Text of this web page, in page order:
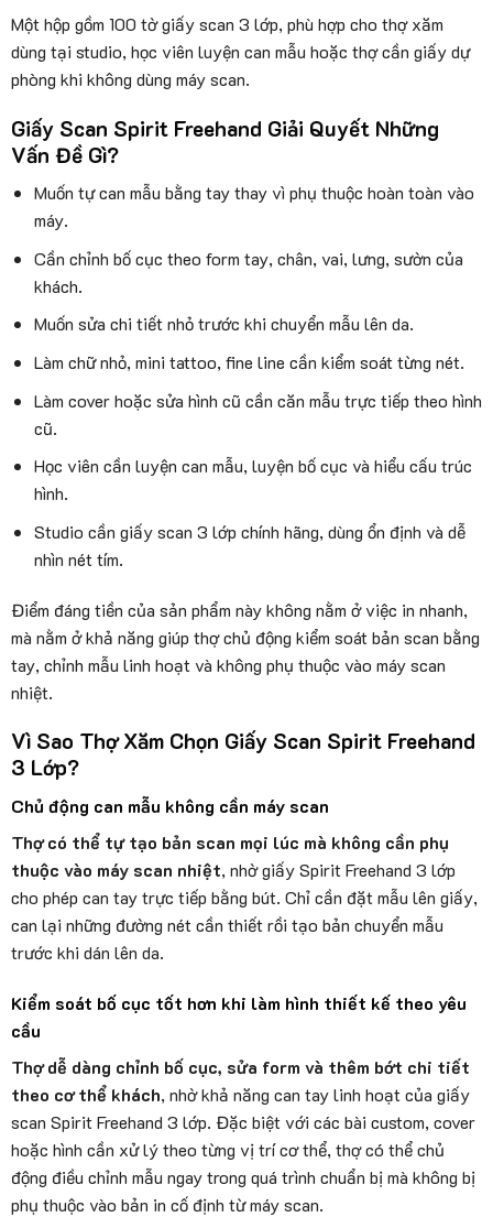
Một hộp gồm 100 tờ giấy scan 3 lớp, phù hợp cho thợ xăm
dùng tại studio, học viên luyện can mẫu hoặc thợ cần giấy dự
phòng khi không dùng máy scan.
Giấy Scan Spirit Freehand Giải Quyết Những
Vấn Đề Gì?
Muốn tự can mẫu bằng tay thay vì phụ thuộc hoàn toàn vào
máy.
Cần chỉnh bố cục theo form tay, chân, vai, lưng, sườn của
khách.
Muốn sửa chi tiết nhỏ trước khi chuyển mẫu lên da.
Làm chữ nhỏ, mini tattoo, fine line cần kiểm soát từng nét.
Làm cover hoặc sửa hình cũ cần căn mẫu trực tiếp theo hình
cũ.
Học viên cần luyện can mẫu, luyện bố cục và hiểu cấu trúc
hình.
Studio cần giấy scan 3 lớp chính hãng, dùng ổn định và dễ
nhìn nét tím.
Điểm đáng tiền của sản phẩm này không nằm ở việc in nhanh,
mà nằm ở khả năng giúp thợ chủ động kiểm soát bản scan bằng
tay, chỉnh mẫu linh hoạt và không phụ thuộc vào máy scan
nhiệt.
Vì Sao Thợ Xăm Chọn Giấy Scan Spirit Freehand
3 Lớp?
Chủ động can mẫu không cần máy scan
Thợ có thể tự tạo bản scan mọi lúc mà không cần phụ
thuộc vào máy scan nhiệt, nhờ giấy Spirit Freehand 3 lớp
cho phép can tay trực tiếp bằng bút. Chỉ cần đặt mẫu lên giấy,
can lại những đường nét cần thiết rồi tạo bản chuyển mẫu
trước khi dán lên da.
Kiểm soát bố cục tốt hơn khi làm hình thiết kế theo yêu
cầu
Thợ dễ dàng chỉnh bố cục, sửa form và thêm bớt chi tiết
theo cơ thể khách, nhờ khả năng can tay linh hoạt của giấy
scan Spirit Freehand 3 lớp. Đặc biệt với các bài custom, cover
hoặc hình cần xử lý theo từng vị trí cơ thể, thợ có thể chủ
động điều chỉnh mẫu ngay trong quá trình chuẩn bị mà không bị
phụ thuộc vào bản in cố định từ máy scan.